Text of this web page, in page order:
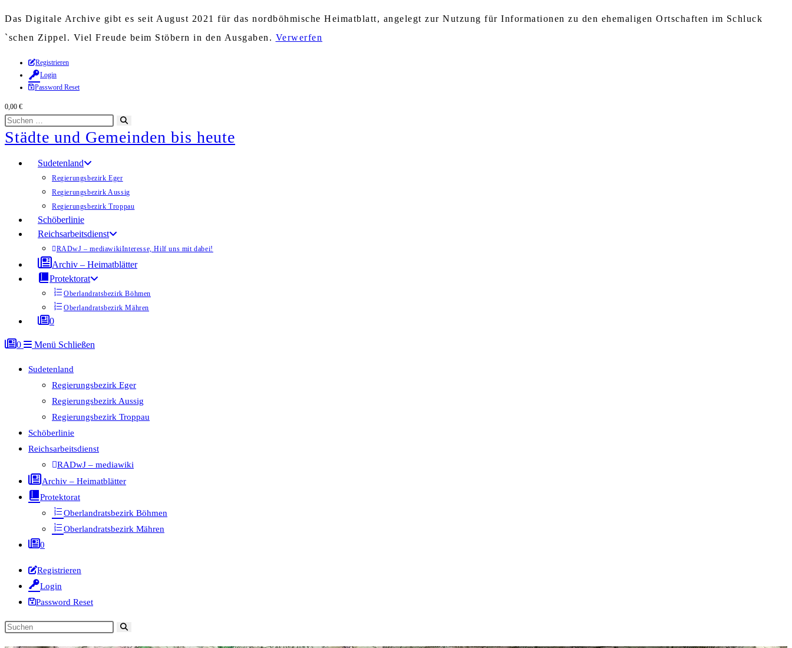
Das Digitale Archive gibt es seit August 2021 für das nordböhmische Heimatblatt, angelegt zur Nutzung für Informationen zu den ehemaligen Ortschaften im Schluck
`schen Zippel. Viel Freude beim Stöbern in den Ausgaben. Verwerfen
Zum
Inhalt
springen
Registrieren
Login
Password Reset
0,00 €
Diese
Website
durchsuchen
starten
Städte und Gemeinden bis heute
Sudetenland
Regierungsbezirk Eger
Regierungsbezirk Aussig
Regierungsbezirk Troppau
Schöberlinie
Reichsarbeitsdienst
RADwJ – mediawikiInteresse, Hilf uns mit dabei!
Archiv – Heimatblätter
Protektorat
Oberlandratsbezirk Böhmen
Oberlandratsbezirk Mähren
0
0 Menü Schließen
Sudetenland
Regierungsbezirk Eger
Regierungsbezirk Aussig
Regierungsbezirk Troppau
Schöberlinie
Reichsarbeitsdienst
RADwJ – mediawiki
Archiv – Heimatblätter
Protektorat
Oberlandratsbezirk Böhmen
Oberlandratsbezirk Mähren
0
Registrieren
Login
Password Reset
Diese